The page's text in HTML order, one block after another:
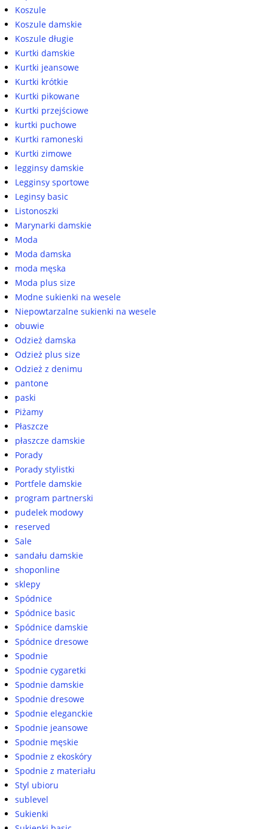
Koszule
Koszule damskie
Koszule długie
Kurtki damskie
Kurtki jeansowe
Kurtki krótkie
Kurtki pikowane
Kurtki przejściowe
kurtki puchowe
Kurtki ramoneski
Kurtki zimowe
legginsy damskie
Legginsy sportowe
Leginsy basic
Listonoszki
Marynarki damskie
Moda
Moda damska
moda męska
Moda plus size
Modne sukienki na wesele
Niepowtarzalne sukienki na wesele
obuwie
Odzież damska
Odzież plus size
Odzież z denimu
pantone
paski
Piżamy
Płaszcze
płaszcze damskie
Porady
Porady stylistki
Portfele damskie
program partnerski
pudelek modowy
reserved
Sale
sandału damskie
shoponline
sklepy
Spódnice
Spódnice basic
Spódnice damskie
Spódnice dresowe
Spodnie
Spodnie cygaretki
Spodnie damskie
Spodnie dresowe
Spodnie eleganckie
Spodnie jeansowe
Spodnie męskie
Spodnie z ekoskóry
Spodnie z materiału
Styl ubioru
sublevel
Sukienki